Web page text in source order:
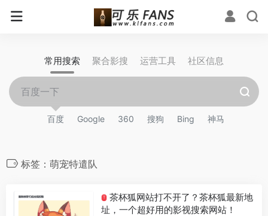
常用搜索 聚合影搜 运营工具 社区信息
百度 Google 360 搜狗 Bing 神马
标签：萌宠特遣队
T
茶杯狐网站打不开了？茶杯狐最新地
址，一个超好用的影视搜索网站！